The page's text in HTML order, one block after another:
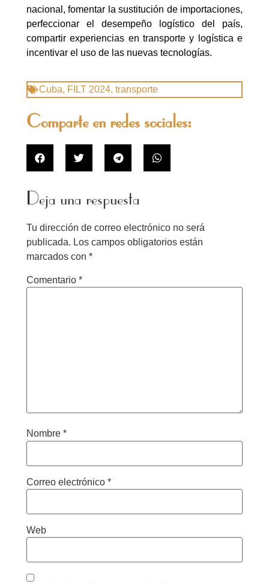
nacional, fomentar la sustitución de importaciones,
perfeccionar el desempeño logístico del país,
compartir experiencias en transporte y logística e
incentivar el uso de las nuevas tecnologías.
Cuba, FILT 2024, transporte
Comparte en redes sociales:
Deja una respuesta
Tu dirección de correo electrónico no será
publicada. Los campos obligatorios están
marcados con *
Comentario *
Nombre *
Correo electrónico *
Web